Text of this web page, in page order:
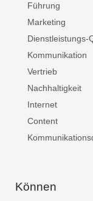
Führung
Marketing
Dienstleistungs-
Kommunikation
Vertrieb
Nachhaltigkeit
Internet
Content
Können